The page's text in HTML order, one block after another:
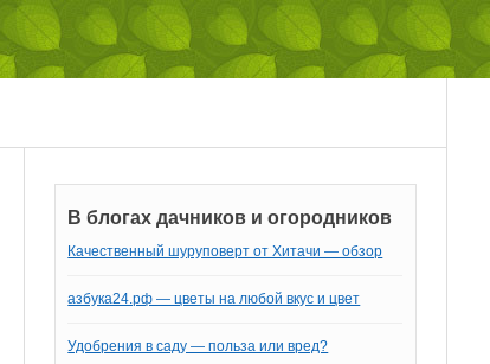
В блогах дачников и огородников
Качественный шуруповерт от Хитачи — обзор
азбука24.рф — цветы на любой вкус и цвет
Удобрения в саду — польза или вред?